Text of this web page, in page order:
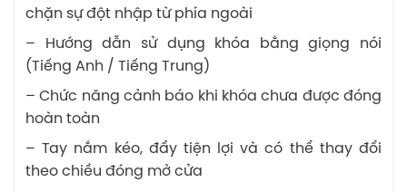
chặn sự đột nhập từ phía ngoài
– Hướng dẫn sử dụng khóa bằng giọng nói
(Tiếng Anh / Tiếng Trung)
– Chức năng cảnh báo khi khóa chưa được đóng
hoàn toàn
– Tay nắm kéo, đẩy tiện lợi và có thể thay đổi
theo chiều đóng mở cửa